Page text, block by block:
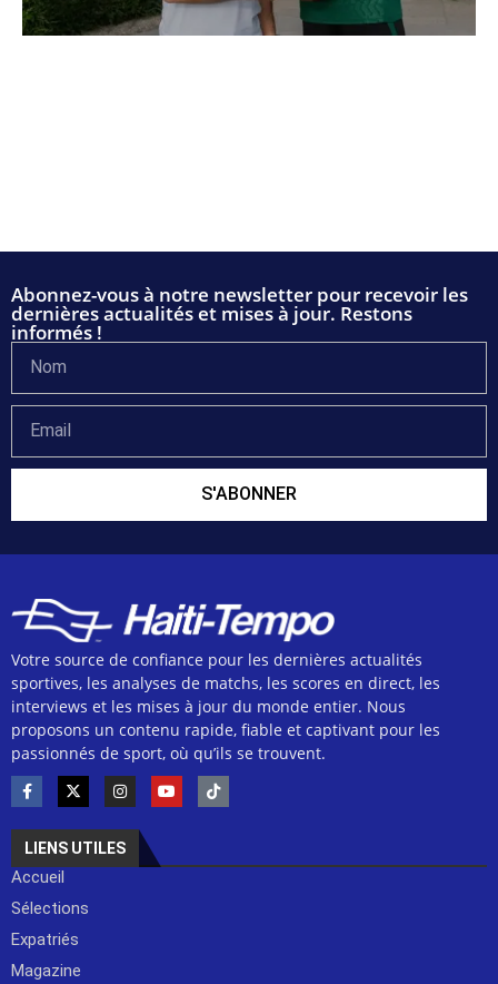
Abonnez-vous à notre newsletter pour recevoir les
dernières actualités et mises à jour. Restons
informés !
S'ABONNER
Votre source de confiance pour les dernières actualités
sportives, les analyses de matchs, les scores en direct, les
interviews et les mises à jour du monde entier. Nous
proposons un contenu rapide, fiable et captivant pour les
passionnés de sport, où qu’ils se trouvent.
LIENS UTILES
Accueil
Sélections
Expatriés
Magazine